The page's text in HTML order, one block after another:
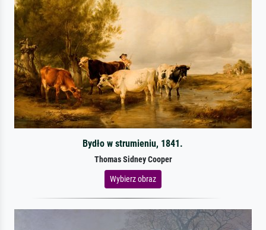
Bydło w strumieniu, 1841.
Thomas Sidney Cooper
Wybierz obraz